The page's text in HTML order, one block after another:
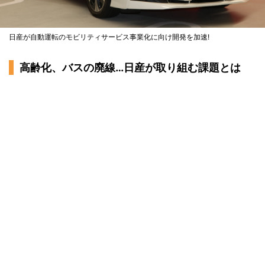
日産が自動運転のモビリティサービス事業化に向け開発を加速!
高齢化、バスの廃線…日産が取り組む課題とは